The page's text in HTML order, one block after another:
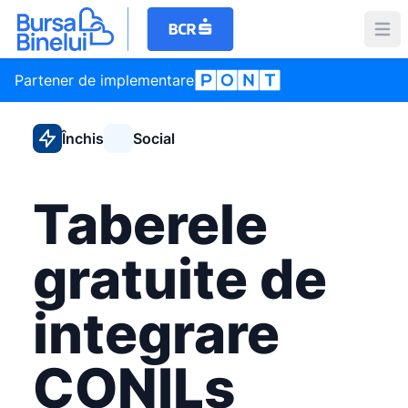
Partener de implementare
Închis Social
Taberele
gratuite de
integrare
CONILs